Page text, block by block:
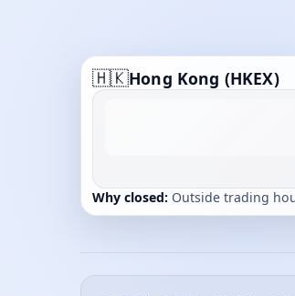
🇭🇰Hong Kong (HKEX)
Why closed: Outside trading